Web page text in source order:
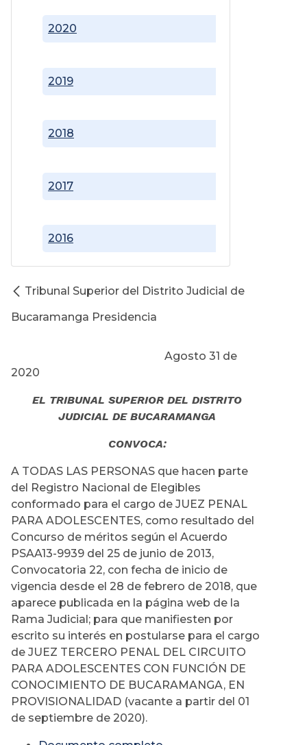
2016
2017
2018
2019
2020
Tribunal Superior del Distrito Judicial de
Bucaramanga Presidencia
Agosto 31 de
2020
EL TRIBUNAL SUPERIOR DEL DISTRITO
JUDICIAL DE BUCARAMANGA
CONVOCA:
A TODAS LAS PERSONAS que hacen parte
del Registro Nacional de Elegibles
conformado para el cargo de JUEZ PENAL
PARA ADOLESCENTES, como resultado del
Concurso de méritos según el Acuerdo
PSAA13-9939 del 25 de junio de 2013,
Convocatoria 22, con fecha de inicio de
vigencia desde el 28 de febrero de 2018, que
aparece publicada en la página web de la
Rama Judicial; para que manifiesten por
escrito su interés en postularse para el cargo
de JUEZ TERCERO PENAL DEL CIRCUITO
PARA ADOLESCENTES CON FUNCIÓN DE
CONOCIMIENTO DE BUCARAMANGA, EN
PROVISIONALIDAD (vacante a partir del 01
de septiembre de 2020).